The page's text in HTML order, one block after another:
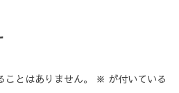
とはありません。 ※ が付いている